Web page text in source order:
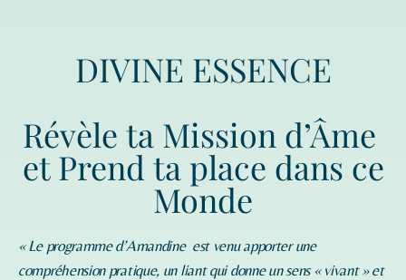
DIVINE ESSENCE
Révèle ta Mission d’Âme
et Prend ta place dans ce
Monde
« Le programme d’Amandineest venu apporter une
compréhension pratique, un liant qui donne un sens « vivant » et